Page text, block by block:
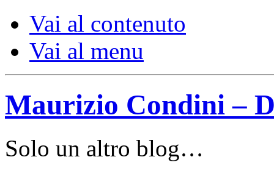
Vai al contenuto
Vai al menu
Maurizio Condini –
Solo un altro blog…